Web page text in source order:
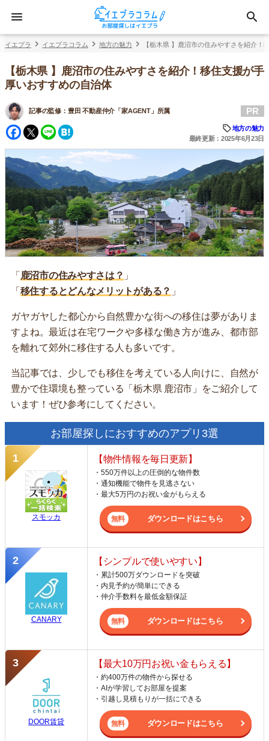
イエプラ イエプラコラム 地方の魅力 【栃木県 】鹿沼市の住みやすさを紹介！
【栃木県 】鹿沼市の住みやすさを紹介！移住支援が手
厚いおすすめの自治体
記事の監修： 豊田 不動産仲介「家AGENT」所属
Facebook
Twitter
Line
PR
地方の魅力
最終更新：2025年6月23日
「 鹿沼市の住みやすさは？ 」
「 移住するとどんなメリットがある？ 」
ガヤガヤした都心から自然豊かな街への移住は夢がありま
すよね。最近は在宅ワークや多様な働き方が進み、都市部
を離れて郊外に移住する人も多いです。
当記事では、少しでも移住を考えている人向けに、自然が
豊かで住環境も整っている「栃木県 鹿沼市」をご紹介して
います！ぜひ参考にしてください。
お部屋探しにおすすめのアプリ3選
スモッカ
【物件情報を毎日更新】
・550万件以上の圧倒的な物件数
・通知機能で物件を見逃さない
・最大5万円のお祝い金がもらえる
ダウンロードはこちら
CANARY
【シンプルで使いやすい】
・累計500万ダウンロードを突破
・内見予約が簡単にできる
・仲介手数料を最低金額保証
ダウンロードはこちら
DOOR賃貸
【最大10万円お祝い金もらえる】
・約400万件の物件から探せる
・AIが学習してお部屋を提案
・引越し見積もりが一括にできる
ダウンロードはこちら